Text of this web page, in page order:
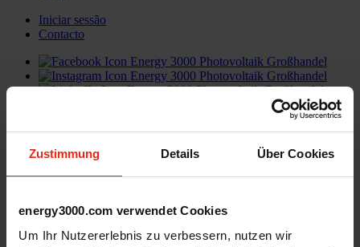
Zustimmung Details Über Cookies
energy3000.com verwendet Cookies
Um Ihr Nutzererlebnis zu verbessern, nutzen wir
Iniciar sessão
Contacto
Energy3000 solar GmbH
office(at)energy3000.com
energy3000.com
News